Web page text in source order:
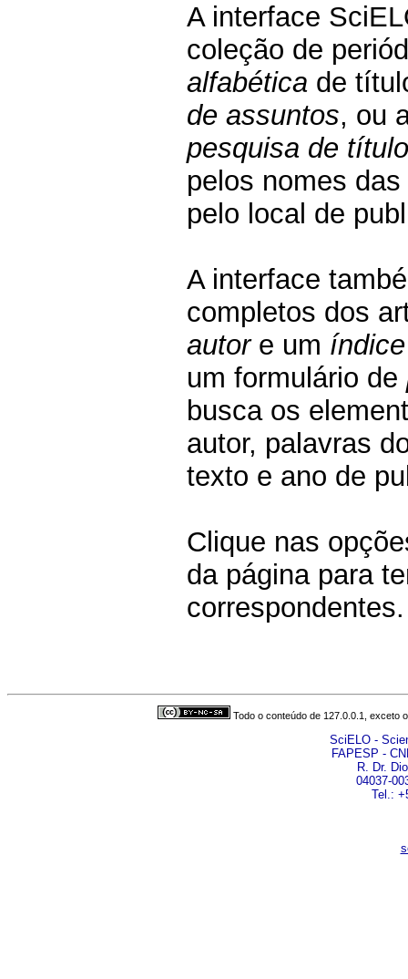
A interface
coleção de
alfabética de
de assuntos, ou
pesquisa de
pelos nomes
pelo local de
A interface
completos dos
autore um
um formulário de
busca os
autor, palavras
texto e ano de
Clique nas
da página para
correspondentes.
Todo o conteúdo de 127.0.0.1, exceto
SciELO -
FAPESP -
R. Dr.
04037-
Tel.: